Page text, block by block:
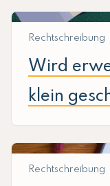
Rechtschreibung
Wird
klein
Rechtschreibung